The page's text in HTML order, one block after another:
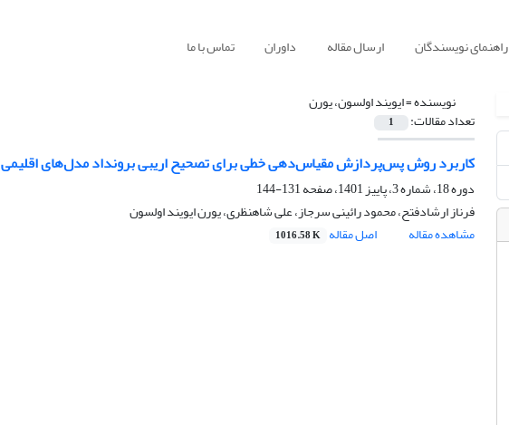
راهنمای نویسندگان ارسال مقاله داوران تماس با ما
نویسنده =ایویند اولسون، یورن
تعداد مقالات: 1
کاربرد روش پس‌پردازش مقیاس‌دهی خطی برای تصحیح اریبی برونداد مدل‌های اقلیمی CMIP6
دوره 18، شماره 3، پاییز 1401، صفحه
131-144
فرناز ارشادفتح، محمود رائینی سرجاز، علی شاهنظری، یورن ایویند اولسون
مشاهده مقاله
اصل مقاله 1016.58 K